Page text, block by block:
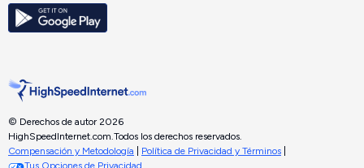
© Derechos de autor 2026
HighSpeedInternet.com. Todos los derechos reservados.
Compensación y Metodología
Política de Privacidad y Términos
Tus Opciones de Privacidad